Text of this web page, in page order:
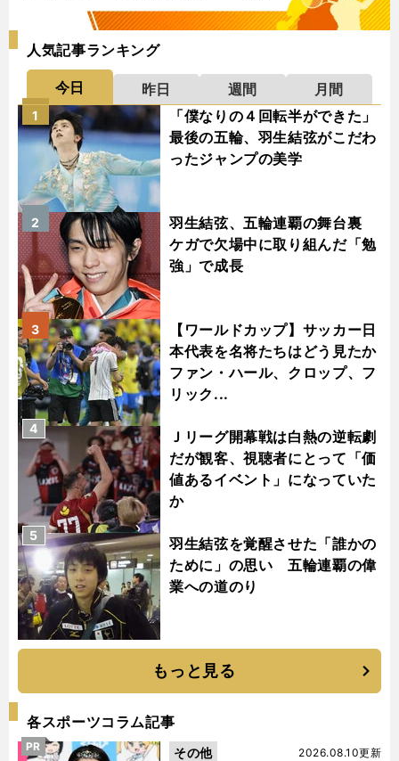
人気記事ランキング
今日 昨日 週間
月間
「僕なりの４回転半ができた」
最後の五輪、羽生結弦がこだわ
ったジャンプの美学
1
羽生結弦、五輪連覇の舞台裏
ケガで欠場中に取り組んだ「勉
強」で成長
2
【ワールドカップ】サッカー日
本代表を名将たちはどう見たか
ファン・ハール、クロップ、フ
リック...
3
Ｊリーグ開幕戦は白熱の逆転劇
だが観客、視聴者にとって「価
値あるイベント」になっていた
か
4
羽生結弦を覚醒させた「誰かの
ために」の思い 五輪連覇の偉
業への道のり
5
もっと見る
各スポーツコラム記事
2026.08.10更新
その他
PR